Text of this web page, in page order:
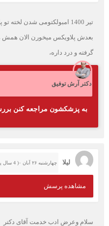
تیر 1400 امبولکتومی شدن
بعدش پلاویکس میخورن الان همش
گرفته و درد داره،
دکتر آرش توفیق
به پزشکشون مراجعه کنن
لیلا چهارشنبه ۲۶ آبان ۰( 4 سال پیش)
مشاهده پرسش
سلام و‌عرض ادب خدمت آقای دکتر